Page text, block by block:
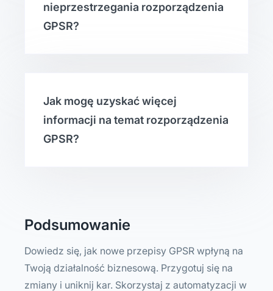
nieprzestrzegania rozporządzenia
GPSR?
Jak mogę uzyskać więcej
informacji na temat rozporządzenia
GPSR?
Podsumowanie
Dowiedz się, jak nowe przepisy GPSR wpłyną na
Twoją działalność biznesową. Przygotuj się na
zmiany i uniknij kar. Skorzystaj z automatyzacji w